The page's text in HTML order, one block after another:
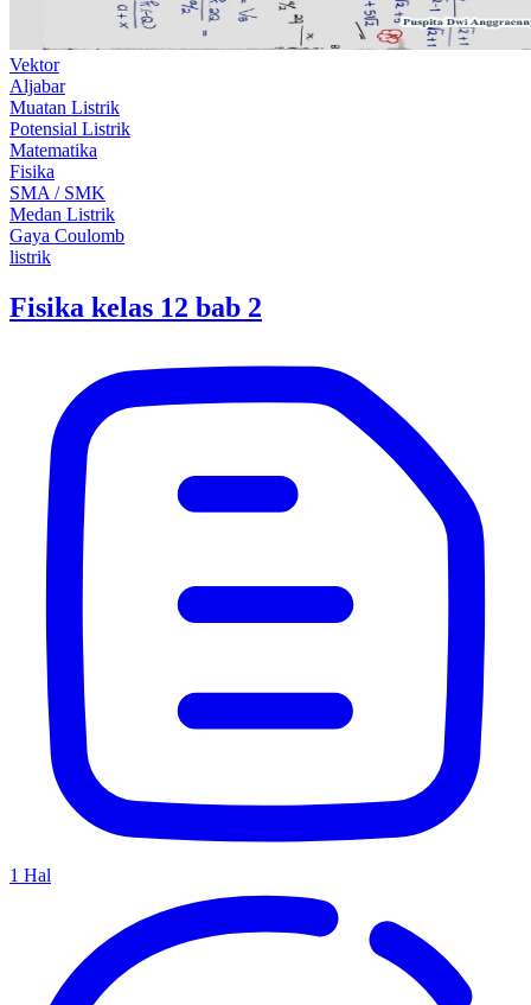
Vektor
Aljabar
Muatan Listrik
Potensial Listrik
Matematika
Fisika
SMA / SMK
Medan Listrik
Gaya Coulomb
listrik
Fisika kelas 12 bab 2
1 Hal